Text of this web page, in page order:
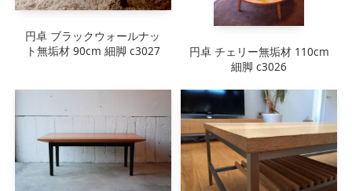
円卓 ブラックウォールナッ
ト無垢材 90cm 細脚 c3027
円卓 チェリー無垢材 110cm
細脚 c3026